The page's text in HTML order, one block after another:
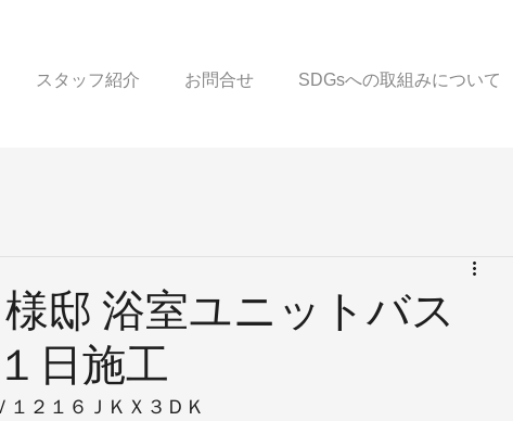
スタッフ紹介 お問合せ SDGsへの取組みについて
邸 浴室ユニットバス
日施工
２１６ＪＫＸ３ＤＫ